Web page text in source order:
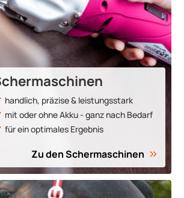
handlich, präzise & lei­stungs­stark
mit oder ohne Akku - ganz nach Bedarf
für ein op­ti­ma­les Er­geb­nis
Zu den Scher­ma­schinen